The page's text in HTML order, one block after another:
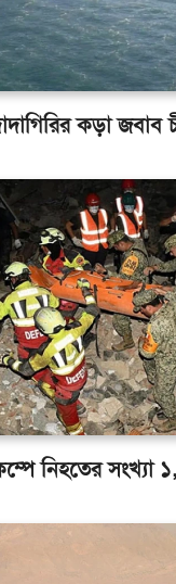
কড়া জবাব
নিহতের সংখ্যা